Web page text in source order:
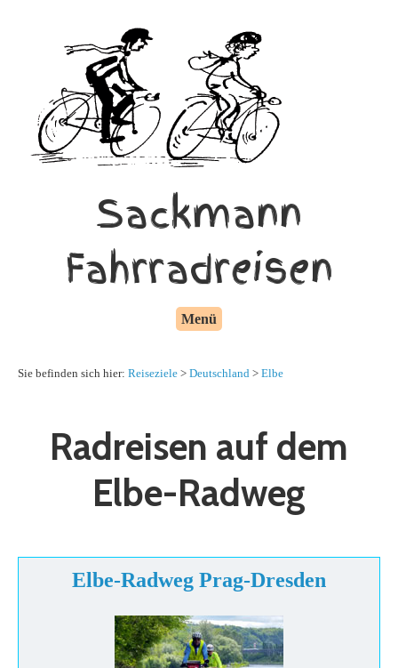
Sackmann
Fahrradreisen
Menü
Sie befinden sich hier: Reiseziele > Deutschland > Elbe
Radreisen auf dem
Elbe-Radweg
Elbe-Radweg Prag-Dresden